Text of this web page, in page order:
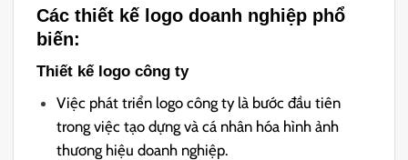
Các thiết kế logo doanh nghiệp phổ
biến:
Thiết kế logo công ty
Việc phát triển logo công ty là bước đầu tiên
trong việc tạo dựng và cá nhân hóa hình ảnh
thương hiệu doanh nghiệp.